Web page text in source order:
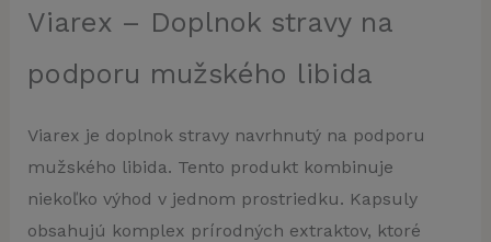
Viarex – Doplnok stravy na
podporu mužského libida
Viarex je doplnok stravy navrhnutý na podporu
mužského libida. Tento produkt kombinuje
niekoľko výhod v jednom prostriedku. Kapsuly
obsahujú komplex prírodných extraktov, ktoré